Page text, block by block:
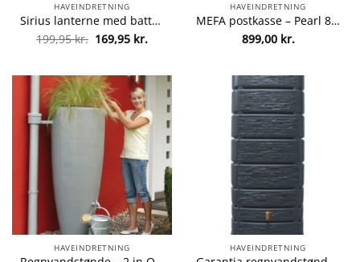
HAVEINDRETNING
Sirius lanterne med batteridrevet fydfadslys – Albert – Sort fra Sirius 5707310391501
199,95kr. Den
oprindelige
199,95 kr..
169,95 kr.Den
aktuelle
169,95 kr..
HAVEINDRETNING
MEFA postkasse – Pearl 872 – Sort fra mefa 5701867872100
899,00 kr.
HAVEINDRETNING HAVEINDRETNING